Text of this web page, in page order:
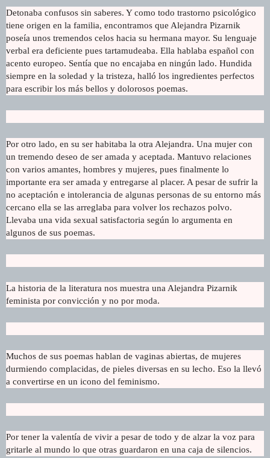
Detonaba confusos sin saberes. Y como todo trastorno psicológico
tiene origen en la familia, encontramos que Alejandra Pizarnik
poseía unos tremendos celos hacia su hermana mayor. Su lenguaje
verbal era deficiente pues tartamudeaba. Ella hablaba español con
acento europeo. Sentía que no encajaba en ningún lado. Hundida
siempre en la soledad y la tristeza, halló los ingredientes perfectos
para escribir los más bellos y dolorosos poemas.
Por otro lado, en su ser habitaba la otra Alejandra. Una mujer con
un tremendo deseo de ser amada y aceptada. Mantuvo relaciones
con varios amantes, hombres y mujeres, pues finalmente lo
importante era ser amada y entregarse al placer. A pesar de sufrir la
no aceptación e intolerancia de algunas personas de su entorno más
cercano ella se las arreglaba para volver los rechazos polvo.
Llevaba una vida sexual satisfactoria según lo argumenta en
algunos de sus poemas.
La historia de la literatura nos muestra una Alejandra Pizarnik
feminista por convicción y no por moda.
Muchos de sus poemas hablan de vaginas abiertas, de mujeres
durmiendo complacidas, de pieles diversas en su lecho. Eso la llevó
a convertirse en un icono del feminismo.
Por tener la valentía de vivir a pesar de todo y de alzar la voz para
gritarle al mundo lo que otras guardaron en una caja de silencios.